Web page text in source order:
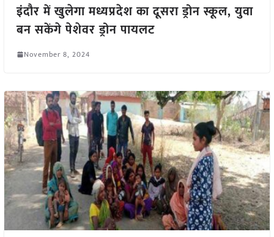
इंदौर में खुलेगा मध्यप्रदेश का दूसरा ड्रोन स्कूल, युवा
बन सकेंगे पेशेवर ड्रोन पायलट
November 8, 2024